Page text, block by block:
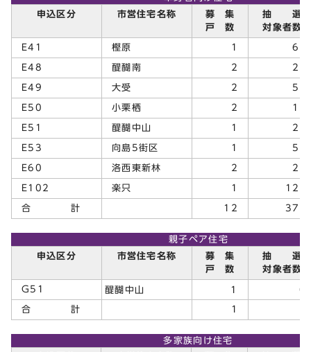
申込区分
市営住宅名称
募 集
戸 数
抽 選
対象者数
E41 樫原 1 69
E48 醍醐南 2 22
E49 大受 2 55
E50 小栗栖 2 14
E51 醍醐中山 1 20
E53 向島5街区 1 50
E60 洛西東新林 2 21
E102 楽只 1 122
合 計 12 373
親子ペア住宅
申込区分
市営住宅名称
募 集
戸 数
抽 選
対象者数
G51 醍醐中山 1
合 計 1
多家族向け住宅